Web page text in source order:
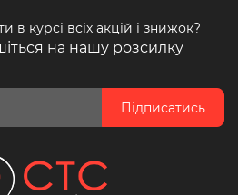
в курсі всіх акцій і знижок?
на нашу розсилку
Підписатись